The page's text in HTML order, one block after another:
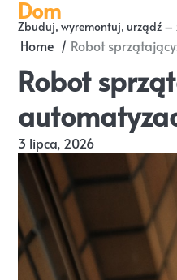
Skip
content
Dom
Zbuduj, wyremontuj, urządź –
Home Robot
Robot
3 lipca, 2026